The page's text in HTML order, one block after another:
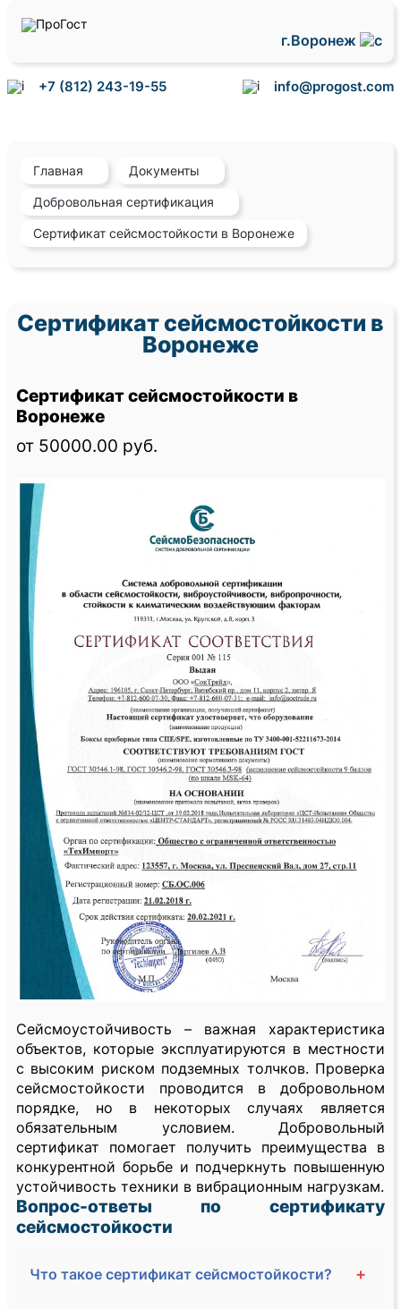
г.Воронеж
+7 (812) 243-19-55 info@progost.com
Главная Документы
Добровольная сертификация
Сертификат сейсмостойкости в Воронеже
Сертификат сейсмостойкости в
Воронеже
Сертификат сейсмостойкости в
Воронеже
от 50000.00 руб.
Сейсмоустойчивость – важная характеристика
объектов, которые эксплуатируются в местности
с высоким риском подземных толчков. Проверка
сейсмостойкости проводится в добровольном
порядке, но в некоторых случаях является
обязательным условием. Добровольный
сертификат помогает получить преимущества в
конкурентной борьбе и подчеркнуть повышенную
устойчивость техники в вибрационным нагрузкам.
Вопрос-ответы по сертификату
сейсмостойкости
Что такое сертификат сейсмостойкости? +